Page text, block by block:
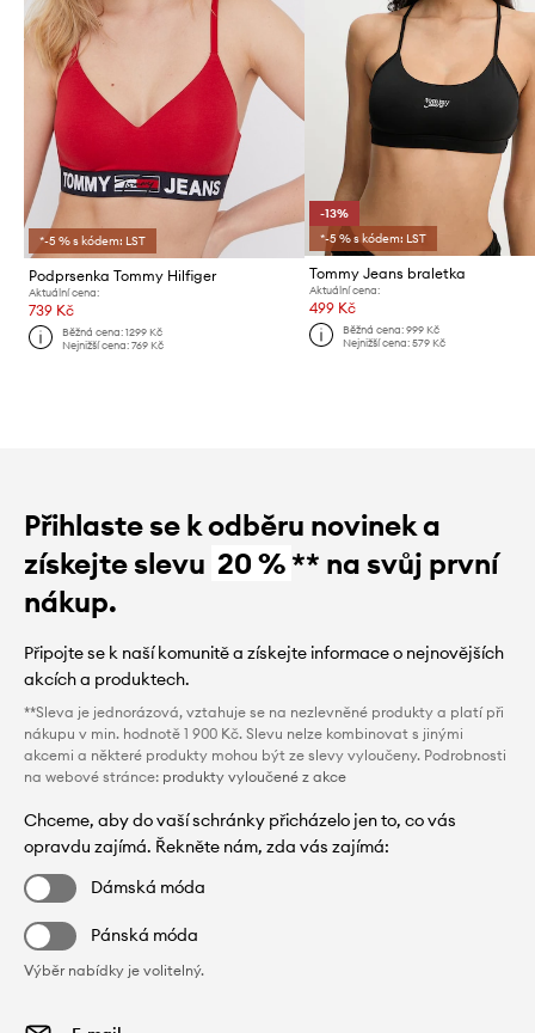
*-5 % s kódem: LST
Podprsenka Tommy Hilfiger
Aktuální cena:
739 Kč
Běžná cena:1299 Kč
Nejnižší cena:769 Kč
-13%
*-5 % s kódem: LST
Tommy Jeans braletka
Aktuální cena:
499 Kč
Běžná cena: 999 Kč
Nejnižší cena: 579 Kč
Přihlaste se k odběru novinek a
získejte slevu 20 %** na svůj první
nákup.
Připojte se k naší komunitě a získejte informace o nejnovějších
akcích a produktech.
**Sleva je jednorázová, vztahuje se na nezlevněné produkty a platí při
nákupu v min. hodnotě 1 900 Kč. Slevu nelze kombinovat s jinými
akcemi a některé produkty mohou být ze slevy vyloučeny. Podrobnosti
na webové stránce: produkty vyloučené z akce
Chceme, aby do vaší schránky přicházelo jen to, co vás
opravdu zajímá. Řekněte nám, zda vás zajímá:
Dámská móda
Pánská móda
Výběr nabídky je volitelný.